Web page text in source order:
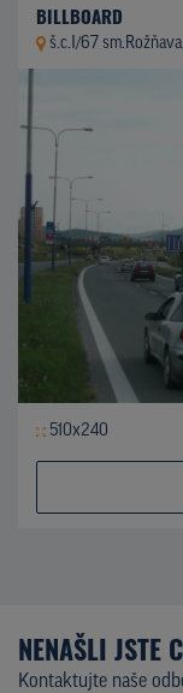
BILLBOARD
š.c.I/67
510x240
NENAŠLI JSTE
Kontaktujte naše